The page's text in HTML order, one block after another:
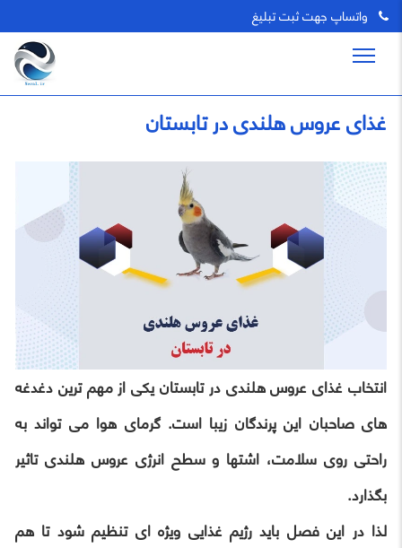
واتساپ جهت ثبت تبلیغ
غذای عروس هلندی در تابستان
انتخاب غذای عروس هلندی در تابستان یکی از مهم ترین دغدغه
های صاحبان این پرندگان زیبا است. گرمای هوا می تواند به
راحتی روی سلامت، اشتها و سطح انرژی عروس هلندی تاثیر
بگذارد.
لذا در این فصل باید رژیم غذایی ویژه ای تنظیم شود تا هم